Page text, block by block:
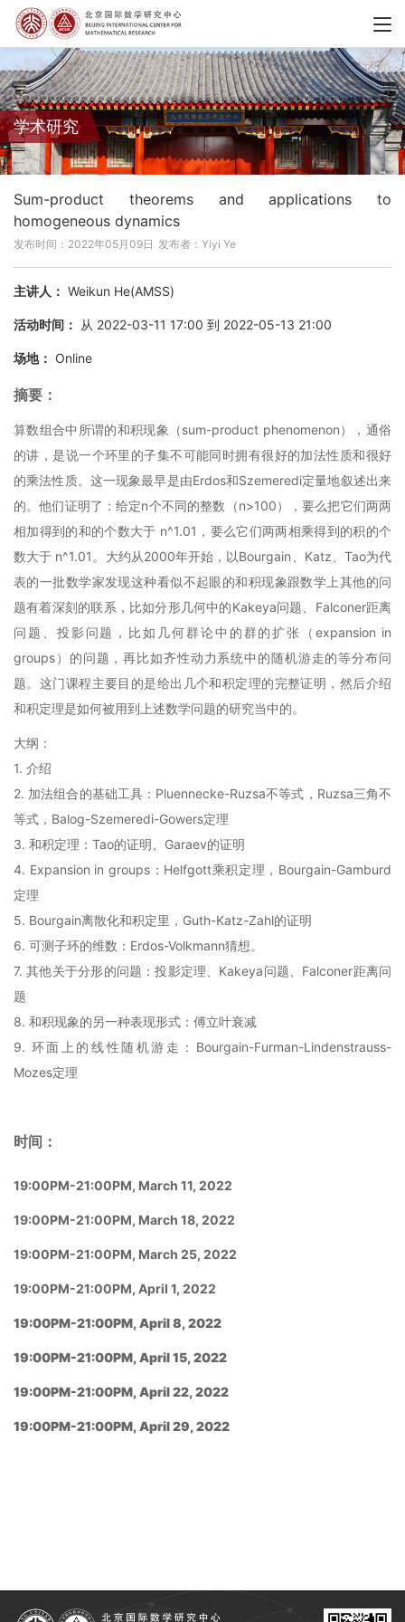
学术研究
Sum-product theorems and applications to
homogeneous dynamics
发布时间：2022年05月09日 发布者：Yiyi Ye
主讲人： Weikun He(AMSS)
活动时间： 从 2022-03-11 17:00 到 2022-05-13 21:00
场地： Online
摘要：
算数组合中所谓的和积现象（sum-product phenomenon），通俗
的讲，是说一个环里的子集不可能同时拥有很好的加法性质和很好
的乘法性质。这一现象最早是由Erdos和Szemeredi定量地叙述出来
的。他们证明了：给定n个不同的整数（n>100），要么把它们两两
相加得到的和的个数大于 n^1.01，要么它们两两相乘得到的积的个
数大于 n^1.01。大约从2000年开始，以Bourgain、Katz、Tao为代
表的一批数学家发现这种看似不起眼的和积现象跟数学上其他的问
题有着深刻的联系，比如分形几何中的Kakeya问题、Falconer距离
问题、投影问题，比如几何群论中的群的扩张（expansion in
groups）的问题，再比如齐性动力系统中的随机游走的等分布问
题。 这门课程主要目的是给出几个和积定理的完整证明，然后介绍
和积定理是如何被用到上述数学问题的研究当中的。
大纲：
1. 介绍
2. 加法组合的基础工具：Pluennecke-Ruzsa不等式，Ruzsa三角不
等式，Balog-Szemeredi-Gowers定理
3. 和积定理：Tao的证明、Garaev的证明
4. Expansion in groups：Helfgott乘积定理，Bourgain-Gamburd
定理
5. Bourgain离散化和积定里，Guth-Katz-Zahl的证明
6. 可测子环的维数：Erdos-Volkmann猜想。
7. 其他关于分形的问题：投影定理、Kakeya问题、Falconer距离问
题
8. 和积现象的另一种表现形式：傅立叶衰减
9. 环面上的线性随机游走：Bourgain-Furman-Lindenstrauss-
Mozes定理
时间：
19:00PM-21:00PM, March 11, 2022
19:00PM-21:00PM, March 18, 2022
19:00PM-21:00PM, March 25, 2022
19:00PM-21:00PM, April 1, 2022
19:00PM-21:00PM, April 8, 2022
19:00PM-21:00PM, April 15, 2022
19:00PM-21:00PM, April 22, 2022
19:00PM-21:00PM, April 29, 2022